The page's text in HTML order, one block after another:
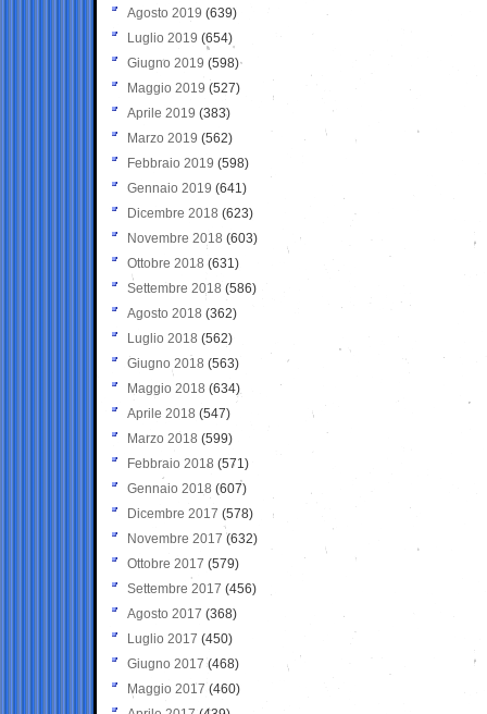
Agosto 2019 (639)
Luglio 2019 (654)
Giugno 2019 (598)
Maggio 2019 (527)
Aprile 2019 (383)
Marzo 2019 (562)
Febbraio 2019 (598)
Gennaio 2019 (641)
Dicembre 2018 (623)
Novembre 2018 (603)
Ottobre 2018 (631)
Settembre 2018 (586)
Agosto 2018 (362)
Luglio 2018 (562)
Giugno 2018 (563)
Maggio 2018 (634)
Aprile 2018 (547)
Marzo 2018 (599)
Febbraio 2018 (571)
Gennaio 2018 (607)
Dicembre 2017 (578)
Novembre 2017 (632)
Ottobre 2017 (579)
Settembre 2017 (456)
Agosto 2017 (368)
Luglio 2017 (450)
Giugno 2017 (468)
Maggio 2017 (460)